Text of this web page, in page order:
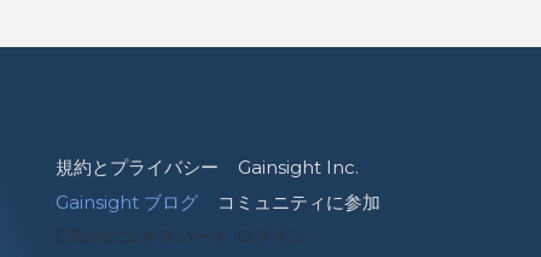
規約とプライバシー
Gainsight Inc.
Gainsight ブログ
コミュニティに参加
CXone エキスパート ログイン